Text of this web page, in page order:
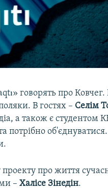
говорять про
В гостях – Селім
а також є студентом
потрібно
про життя
–Халісе Зінедін.